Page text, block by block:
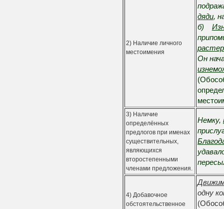
2) Наличие личного
местоимения
дяди,
б)
Он
3) Наличие
определённых
предлогов при именах
существительных,
являющихся
второстепенными
членами предложения.
Немку,
4) Добавочное
обстоятельственное
одну